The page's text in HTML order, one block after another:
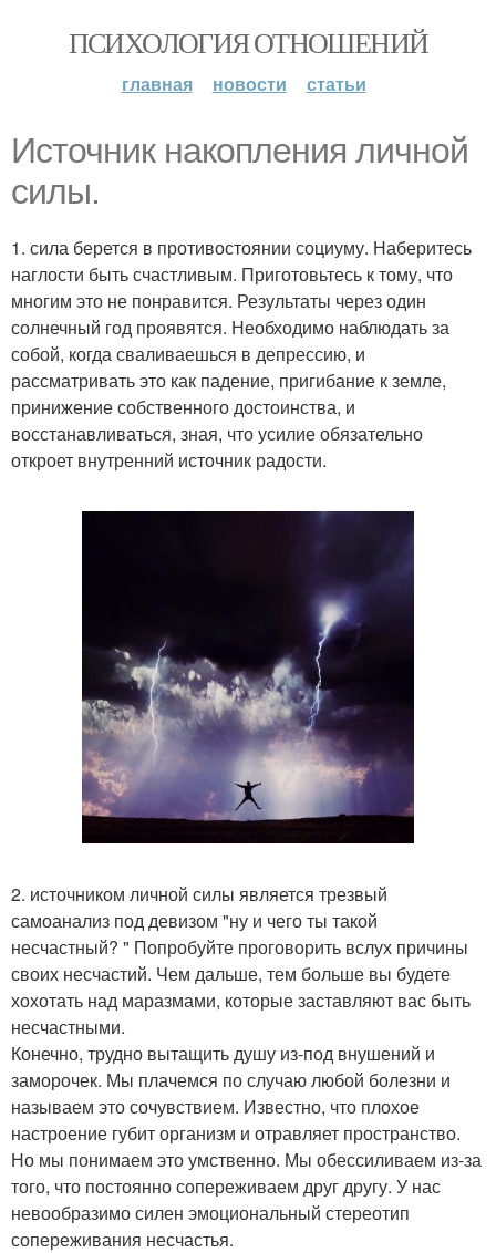
ПСИХОЛОГИЯ ОТНОШЕНИЙ
главная новости статьи
Источник накопления личной
силы.
1. сила берется в противостоянии социуму. Наберитесь
наглости быть счастливым. Приготовьтесь к тому, что
многим это не понравится. Результаты через один
солнечный год проявятся. Необходимо наблюдать за
собой, когда сваливаешься в депрессию, и
рассматривать это как падение, пригибание к земле,
принижение собственного достоинства, и
восстанавливаться, зная, что усилие обязательно
откроет внутренний источник радости.
2. источником личной силы является трезвый
самоанализ под девизом "ну и чего ты такой
несчастный? " Попробуйте проговорить вслух причины
своих несчастий. Чем дальше, тем больше вы будете
хохотать над маразмами, которые заставляют вас быть
несчастными.
Конечно, трудно вытащить душу из-под внушений и
заморочек. Мы плачемся по случаю любой болезни и
называем это сочувствием. Известно, что плохое
настроение губит организм и отравляет пространство.
Но мы понимаем это умственно. Мы обессиливаем из-за
того, что постоянно сопереживаем друг другу. У нас
невообразимо силен эмоциональный стереотип
сопереживания несчастья.